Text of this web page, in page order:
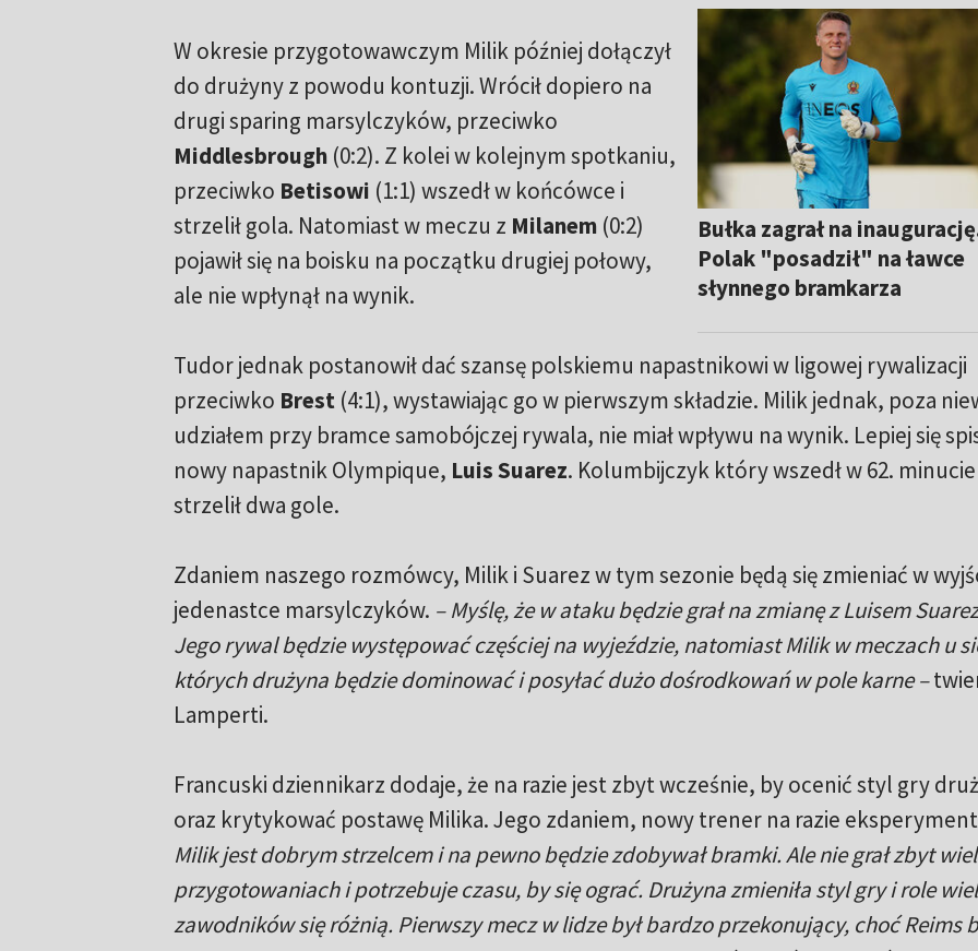
Bułka zagrał na
Polak "posadził" na ławce
słynnego bramkarza
W okresie przygotowawczym Milik później dołączył
do drużyny z powodu kontuzji. Wrócił dopiero na
drugi sparing marsylczyków, przeciwko
Middlesbrough(0:2). Z kolei w kolejnym spotkaniu,
przeciwko Betisowi (1:1) wszedł w końcówce i
strzelił gola. Natomiast w meczu z Milanem(0:2)
pojawił się na boisku na początku drugiej połowy,
ale nie wpłynął na wynik.
Tudor jednak postanowił dać szansę polskiemu napastnikowi w ligowej rywalizacji
przeciwko Brest(4:1), wystawiając go w pierwszym składzie. Milik jednak, poza
udziałem przy bramce samobójczej rywala, nie miał wpływu na wynik. Lepiej się
nowy napastnik Olympique, Luis Suarez. Kolumbijczyk który wszedł w 62.
strzelił dwa gole.
Zdaniem naszego rozmówcy, Milik i Suarez w tym sezonie będą się zmieniać w
jedenastce marsylczyków. – Myślę, że w ataku będzie grał na zmianę z Luisem
Jego rywal będzie występować częściej na wyjeździe, natomiast Milik w meczach u
których drużyna będzie dominować i posyłać dużo dośrodkowań w pole karne –
Lamperti.
Francuski dziennikarz dodaje, że na razie jest zbyt wcześnie, by ocenić styl gry
oraz krytykować postawę Milika. Jego zdaniem, nowy trener na razie
Milik jest dobrym strzelcem i na pewno będzie zdobywał bramki. Ale nie grał zbyt
przygotowaniach i potrzebuje czasu, by się ograć. Drużyna zmieniła styl gry i role
zawodników się różnią. Pierwszy mecz w lidze był bardzo przekonujący, choć Reims